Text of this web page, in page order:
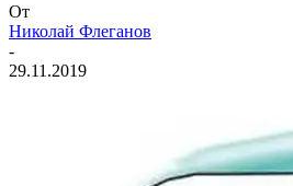
От
Николай Флеганов
-
29.11.2019